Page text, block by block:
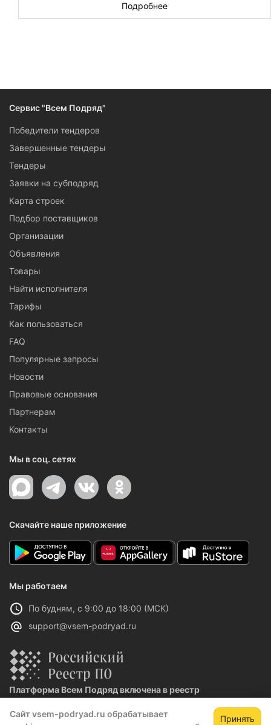
Сайт vsem-podryad.ru обрабатывает
Принять
проведение гидроизоляционных работ в Горно-Алтайске,
изучайте карточки тендеров: в них есть все, чтобы
подготовиться и сделать заказчику выгодное предложение.
Подробнее
Сервис "Всем Подряд"
Победители тендеров
Завершенные тендеры
Тендеры
Заявки на субподряд
Карта строек
Подбор поставщиков
Организации
Объявления
Товары
Найти исполнителя
Тарифы
Как пользоваться
FAQ
Популярные запросы
Новости
Правовые основания
Партнерам
Контакты
Мы в соц. сетях
Скачайте наше приложение
Мы работаем
По будням, с 9:00 до 18:00 (МСК)
support@vsem-podryad.ru
Платформа Всем Подряд включена в реестр
Реестровая запись №32021 от 06.02.2026